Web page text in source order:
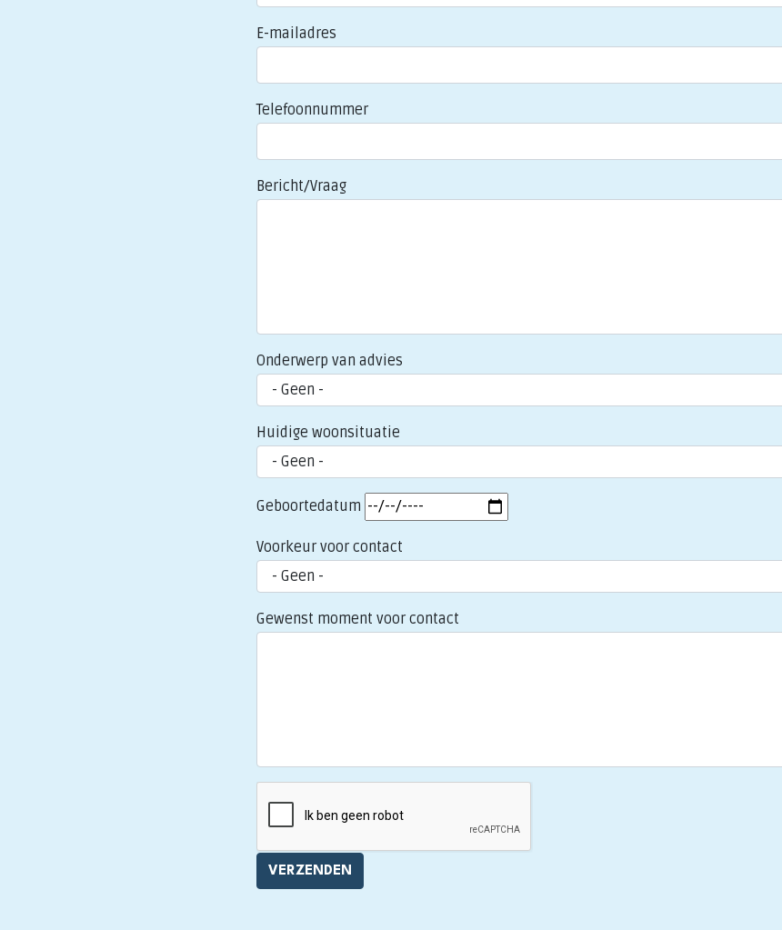
E-mailadres
Telefoonnummer
Bericht/Vraag
Onderwerp van advies
Huidige woonsituatie
Geboortedatum
Voorkeur voor contact
Gewenst moment voor contact